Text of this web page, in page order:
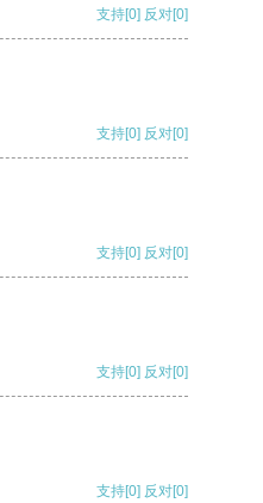
支持[0] 反对[0]
支持[0] 反对[0]
支持[0] 反对[0]
支持[0] 反对[0]
支持[0] 反对[0]